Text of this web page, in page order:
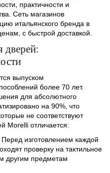
практичности и
Сеть магазинов
итальянского бренда в
с быстрой доставкой.
дверей:
выпуском
более 70 лет.
для абсолютного
на 90%, что
не соответствуют
Morelli отличается:
изготовлением каждой
проверку на тактильное
другим предметам